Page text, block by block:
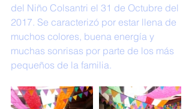
del Niño Colsantri el 31 de Octubre del
2017. Se caracterizó por estar llena de
muchos colores, buena energía y
muchas sonrisas por parte de los más
pequeños de la familia.